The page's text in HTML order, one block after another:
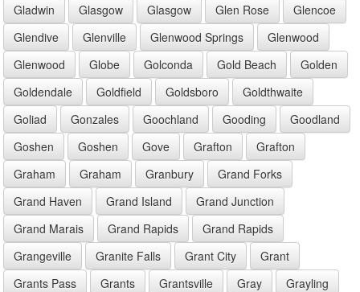
Gladwin
Glasgow Glasgow Glen Rose
Glencoe
Glendive
Glenville Glenwood Springs
Glenwood
Glenwood
Globe Golconda Gold Beach
Golden
Goldendale
Goldfield Goldsboro
Goldthwaite
Goliad
Gonzales Goochland Gooding
Goodland
Goshen
Goshen Gove Grafton
Grafton
Graham
Graham Granbury
Grand Forks
Grand Haven
Grand Island
Grand Junction
Grand Marais
Grand Rapids
Grand Rapids
Grangeville
Granite Falls Grant City
Grant
Grants Pass
Grants Grantsville Gray
Grayling